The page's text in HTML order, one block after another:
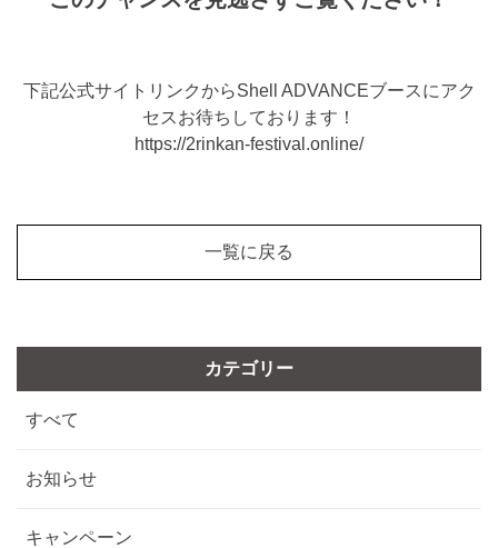
下記公式サイトリンクからShell ADVANCEブースにアク
セスお待ちしております！
https://2rinkan-festival.online/
一覧に戻る
カテゴリー
すべて
お知らせ
キャンペーン